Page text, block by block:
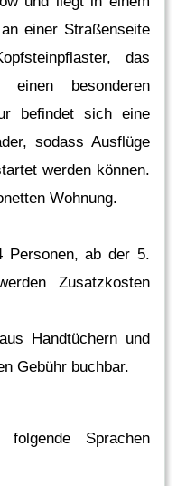
einer Straßenseite
das
einen besonderen
befindet sich eine
sodass Ausflüge
werden können.
Wohnung.
ab der 5.
Zusatzkosten
Handtüchern und
Gebühr buchbar.
Sprachen